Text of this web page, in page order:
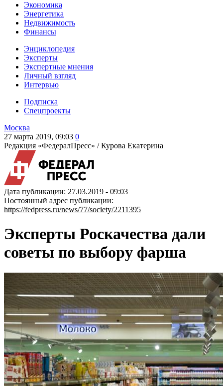
Экономика
Энергетика
Недвижимость
Финансы
Энциклопедия
Эксперты
Экспертные мнения
Личный взгляд
Интервью
Подписка
Спецпроекты
Москва
27 марта 2019, 09:03 0
Редакция «ФедералПресс» /Курова Екатерина
Дата публикации: 27.03.2019 - 09:03
Постоянный адрес публикации:
https://fedpress.ru/news/77/society/2211395
Эксперты Роскачества дали
советы по выбору фарша